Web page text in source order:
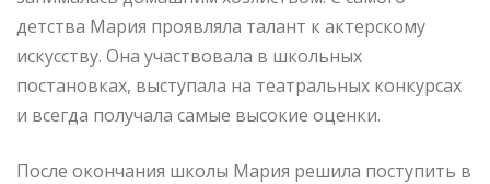
детства Мария проявляла талант к актерскому
искусству. Она участвовала в школьных
постановках, выступала на театральных конкурсах
и всегда получала самые высокие оценки.
После окончания школы Мария решила поступить в